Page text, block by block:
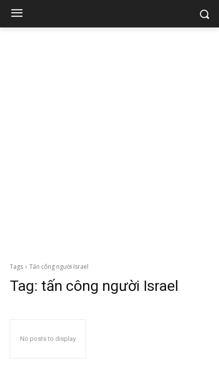
Tags Tấn công người Israel
Tag: tấn công người Israel
No posts to display